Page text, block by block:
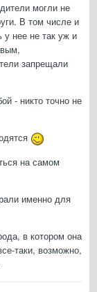
могли не
В том числе и
нее не так уж и
запрещали
- никто точно не
на самом
именно для
в котором она
таки, возможно,